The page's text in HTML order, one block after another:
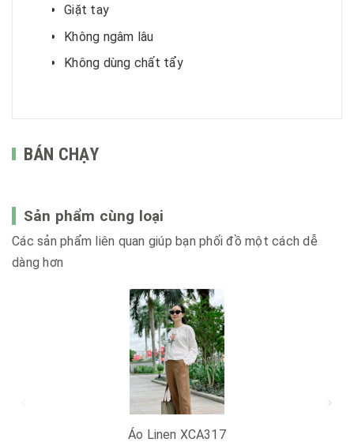
Giặt tay
Không ngâm lâu
Không dùng chất tẩy
BÁN CHẠY
Sản phẩm cùng loại
Các sản phẩm liên quan giúp bạn phối đồ một cách dễ
dàng hơn
Áo Linen XCA317